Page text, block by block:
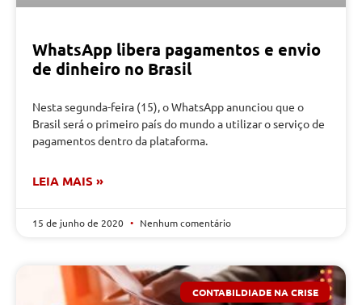
WhatsApp libera pagamentos e envio
de dinheiro no Brasil
Nesta segunda-feira (15), o WhatsApp anunciou que o
Brasil será o primeiro país do mundo a utilizar o serviço de
pagamentos dentro da plataforma.
LEIA MAIS »
15 de junho de 2020 Nenhum comentário
CONTABILDIADE NA CRISE